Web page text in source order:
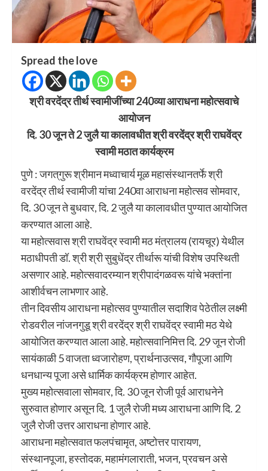
Spread the love
श्री वरदेंद्र तीर्थ स्वामीजींच्या 240व्या आराधना महोत्सवाचे
आयोजन
दि. 30 जून ते 2 जुलै या कालावधीत श्री वरदेंद्र श्री राघवेंद्र
स्वामी मठात कार्यक्रम
पुणे : जगत्‌‍गुरू श्रीमान मध्वाचार्य मूळ महासंस्थानतर्फे श्री
वरदेंद्र तीर्थ स्वामीजी यांचा 240वा आराधना महोत्सव सोमवार,
दि. 30 जून ते बुधवार, दि. 2 जुलै या कालावधीत पुण्यात आयोजित
करण्यात आला आहे.
या महोत्सवास श्री राघवेंद्र स्वामी मठ मंत्रालय (रायचूर) येथील
मठाधीपती डॉ. श्री श्री सुबुधेंद्र तीर्थारू यांची विशेष उपस्थिती
असणार आहे. महोत्सवादरम्यान श्रीपादंगळवरू यांचे भक्तांना
आशीर्वचन लाभणार आहे.
तीन दिवसीय आराधना महोत्सव पुण्यातील सदाशिव पेठेतील लक्ष्मी
रोडवरील नांजनगुडू श्री वरदेंद्र श्री राघवेंद्र स्वामी मठ येथे
आयोजित करण्यात आला आहे. महोत्सवानिमित्त दि. 29 जून रोजी
सायंकाळी 5 वाजता ध्वजारोहण, प्रार्थनाउत्सव, गौपूजा आणि
धनधान्य पूजा असे धार्मिक कार्यक्रम होणार आहेत.
मुख्य महोत्सवाला सोमवार, दि. 30 जून रोजी पूर्व आराधनेने
सुरुवात होणार असून दि. 1 जुलै रोजी मध्य आराधना आणि दि. 2
जुलै रोजी उत्तर आराधना होणार आहे.
आराधना महोत्सवात फलपंचामृत, अष्टोत्तर पारायण,
संस्थानपूजा, हस्तोदक, महामंगलाराती, भजन, प्रवचन असे